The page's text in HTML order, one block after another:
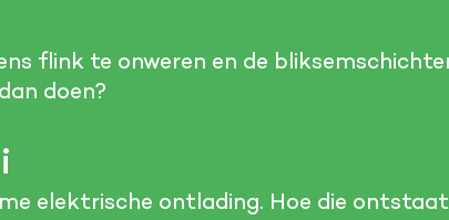
flink te onweren en de
doen?
elektrische ontlading. Hoe die